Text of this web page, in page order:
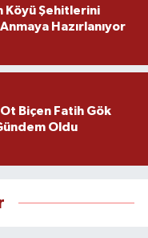
Köyü Şehitlerini
Hazırlanıyor
Biçen Fatih Gök
Oldu